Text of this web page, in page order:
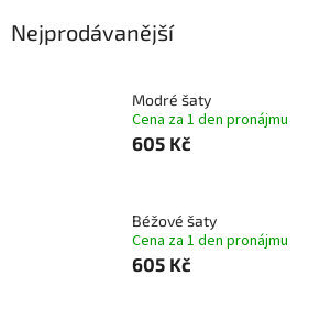
Nejprodávanější
Modré šaty
Cena za 1 den pronájmu
605 Kč
Béžové šaty
Cena za 1 den pronájmu
605 Kč